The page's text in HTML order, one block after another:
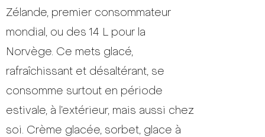
Zélande, premier consommateur
mondial, ou des 14 L pour la
Norvège. Ce mets glacé,
rafraîchissant et désaltérant, se
consomme surtout en période
estivale, à l’extérieur, mais aussi chez
soi. Crème glacée, sorbet, glace à